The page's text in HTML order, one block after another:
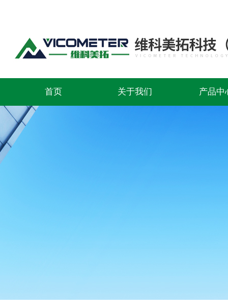
首页 关于我们 产品中